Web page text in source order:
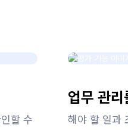
할 수
업무 관리
해야 할 일과